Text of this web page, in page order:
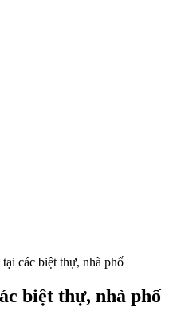
các biệt thự, nhà phố
biệt thự, nhà phố